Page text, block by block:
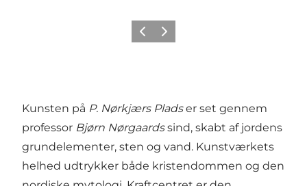
ForrigeNeste
Kunsten på P. Nørkjærs Pladser set gennem
professor Bjørn Nørgaardssind, skabt af jordens
grundelementer, sten og vand. Kunstværkets
helhed udtrykker både kristendommen og den